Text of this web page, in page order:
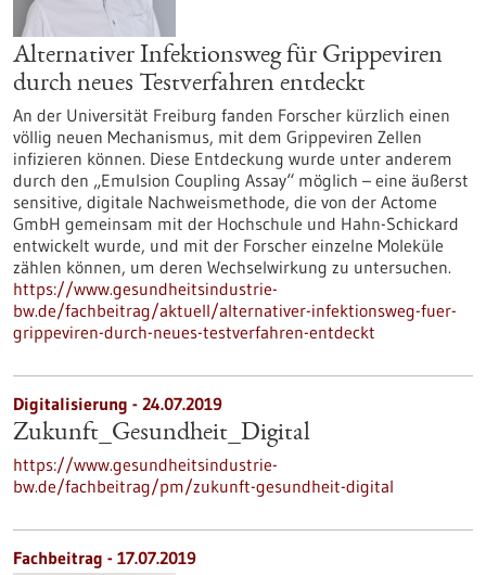
Alternativer Infektionsweg für Grippeviren
durch neues Testverfahren entdeckt
An der Universität Freiburg fanden Forscher kürzlich einen
völlig neuen Mechanismus, mit dem Grippeviren Zellen
infizieren können. Diese Entdeckung wurde unter anderem
durch den „Emulsion Coupling Assay“ möglich – eine äußerst
sensitive, digitale Nachweismethode, die von der Actome
GmbH gemeinsam mit der Hochschule und Hahn-Schickard
entwickelt wurde, und mit der Forscher einzelne Moleküle
zählen können, um deren Wechselwirkung zu untersuchen.
https://www.gesundheitsindustrie-
bw.de/fachbeitrag/aktuell/alternativer-infektionsweg-fuer-
grippeviren-durch-neues-testverfahren-entdeckt
Digitalisierung - 24.07.2019
Zukunft_Gesundheit_Digital
https://www.gesundheitsindustrie-
bw.de/fachbeitrag/pm/zukunft-gesundheit-digital
Fachbeitrag - 17.07.2019